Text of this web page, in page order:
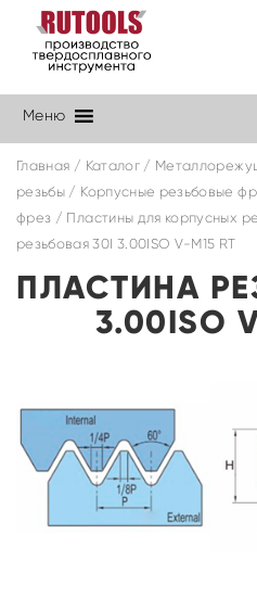
Меню
Главная / Каталог/
резьбы / Корпусные резьбовые
фрез / Пластины для корпусных
резьбовая 30I 3.00ISO V-M15 RT
ПЛАСТИНА
3.00ISO